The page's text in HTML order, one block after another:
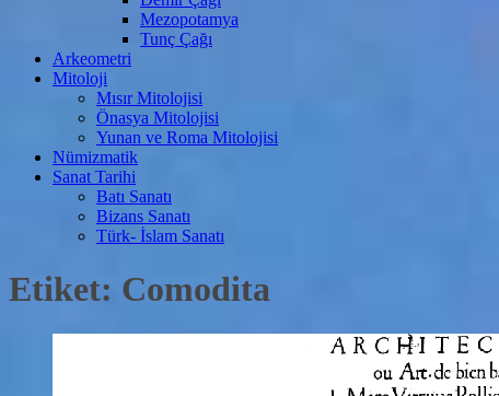
Mezopotamya
Tunç Çağı
Arkeometri
Mitoloji
Mısır Mitolojisi
Önasya Mitolojisi
Yunan ve Roma Mitolojisi
Nümizmatik
Sanat Tarihi
Batı Sanatı
Bizans Sanatı
Türk- İslam Sanatı
Etiket: Comodita